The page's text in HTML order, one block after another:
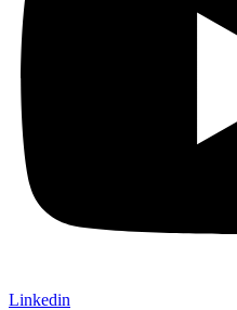
Linkedin